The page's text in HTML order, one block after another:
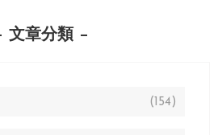
文章分類
(154)